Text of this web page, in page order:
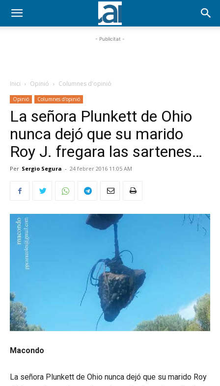
- Publicitat -
Inici Opinió Columnes d'opinió
Opinió Columnes d'opinió
La señora Plunkett de Ohio
nunca dejó que su marido
Roy J. fregara las sartenes…
Per Sergio Segura - 24 febrer 2016 11:05 AM
Macondo
La señora Plunkett de Ohio nunca dejó que su marido Roy